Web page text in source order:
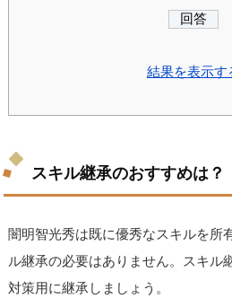
結果を表示す
スキル継承のおすすめは？
闇明智光秀は既に優秀なスキルを所
ル継承の必要はありません。スキル
対策用に継承しましょう。